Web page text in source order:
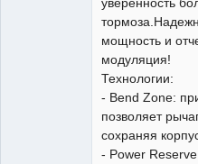
мощность и
модуляция!
Технологии:
- Bend Zone:
позволяет
сохраняя
- Power